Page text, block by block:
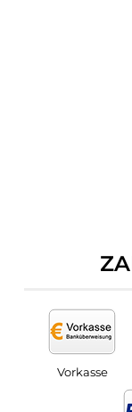
Vorkasse